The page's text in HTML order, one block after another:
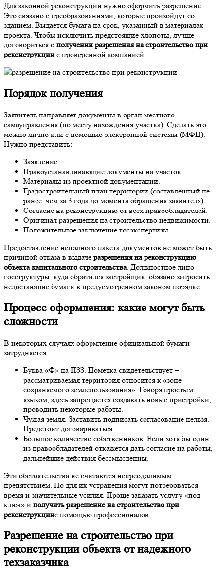
Для законной реконструкции нужно оформить разрешение.
Это связано с преобразованиями, которые произойдут со
зданием. Выдается бумага на срок, указанный в материалах
проекта. Чтобы исключить предстоящие хлопоты, лучше
договориться о получении разрешения на строительство при
реконструкции с проверенной компанией.
Порядок получения
Заявитель направляет документы в орган местного
самоуправления (по месту нахождения участка). Сделать это
можно лично или с помощью электронной системы (МФЦ).
Нужно представить:
Заявление.
Правоустанавливающие документы на участок.
Материалы из проектной документации.
Градостроительный план территории (составленный не
ранее, чем за 3 года до момента обращения заявителя).
Согласие на реконструкцию от всех правообладателей.
Оригинал разрешения на строительство недвижимости.
Положительное заключение госэкспертизы.
Предоставление неполного пакета документов не может быть
причиной отказа в выдаче разрешения на реконструкцию
объекта капитального строительства. Должностное лицо
госструктуры, куда обратился застройщик, обязано запросить
недостающие бумаги в предусмотренном законом порядке.
Процесс оформления: какие могут быть
сложности
В некоторых случаях оформление официальной бумаги
затрудняется:
Буква «Ф» на ПЗЗ. Пометка свидетельствует –
рассматриваемая территория относится к «зоне
сохраняемого землепользования». Говоря простым
языком, здесь запрещается создавать новые пристройки,
проводить некоторые работы.
Чужая земля. Заставить подписать согласование нельзя.
Предстоит договариваться.
Большое количество собственников. Если хотя бы один
из правообладателей откажется дать согласие на работы,
дальнейшие действия бессмысленны.
Эти обстоятельства не считаются непреодолимым
препятствием. Но для их устранения могут потребоваться
время и значительные усилия. Проще заказать услугу «под
ключ» и получить разрешение на строительство при
реконструкциис помощью профессионалов.
Разрешение на строительство при
реконструкции объектаот надежного
техзаказчика